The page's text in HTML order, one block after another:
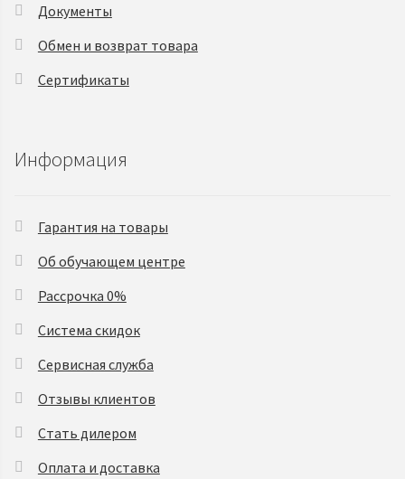
Документы
Обмен и возврат товара
Сертификаты
Информация
Гарантия на товары
Об обучающем центре
Рассрочка 0%
Система скидок
Сервисная служба
Отзывы клиентов
Стать дилером
Оплата и доставка